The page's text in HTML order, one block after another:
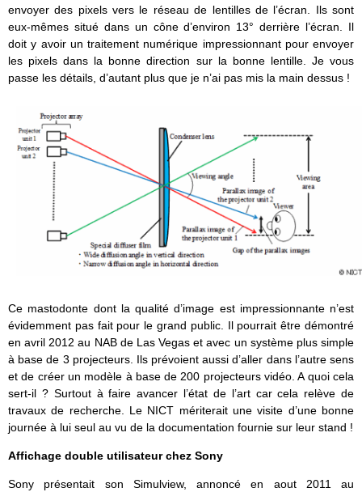
envoyer des pixels vers le réseau de lentilles de l’écran. Ils sont
eux-mêmes situé dans un cône d’environ 13° derrière l’écran. Il
doit y avoir un traitement numérique impressionnant pour envoyer
les pixels dans la bonne direction sur la bonne lentille. Je vous
passe les détails, d’autant plus que je n’ai pas mis la main dessus !
Ce mastodonte dont la qualité d’image est impressionnante n’est
évidemment pas fait pour le grand public. Il pourrait être démontré
en avril 2012 au NAB de Las Vegas et avec un système plus simple
à base de 3 projecteurs. Ils prévoient aussi d’aller dans l’autre sens
et de créer un modèle à base de 200 projecteurs vidéo. A quoi cela
sert-il ? Surtout à faire avancer l’état de l’art car cela relève de
travaux de recherche. Le NICT mériterait une visite d’une bonne
journée à lui seul au vu de la documentation fournie sur leur stand !
Affichage double utilisateur chez Sony
Sony présentait son Simulview, annoncé en aout 2011 au